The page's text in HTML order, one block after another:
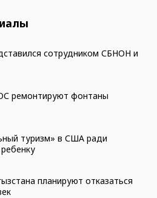
сотрудником СБНОН и
ремонтируют фонтаны
туризм» в США ради
планируют отказаться